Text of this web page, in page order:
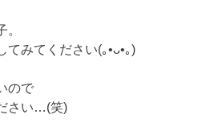
みてください(｡•ᴗ•｡)
ので
さい…(笑)